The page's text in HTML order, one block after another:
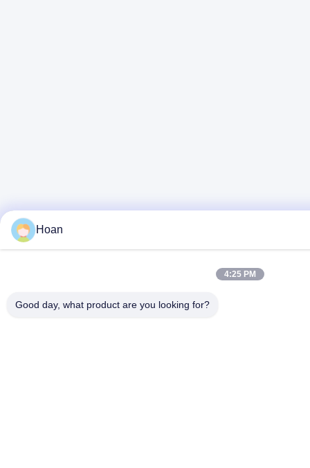
Hoan
4:25 PM
Good day, what product are you looking for?